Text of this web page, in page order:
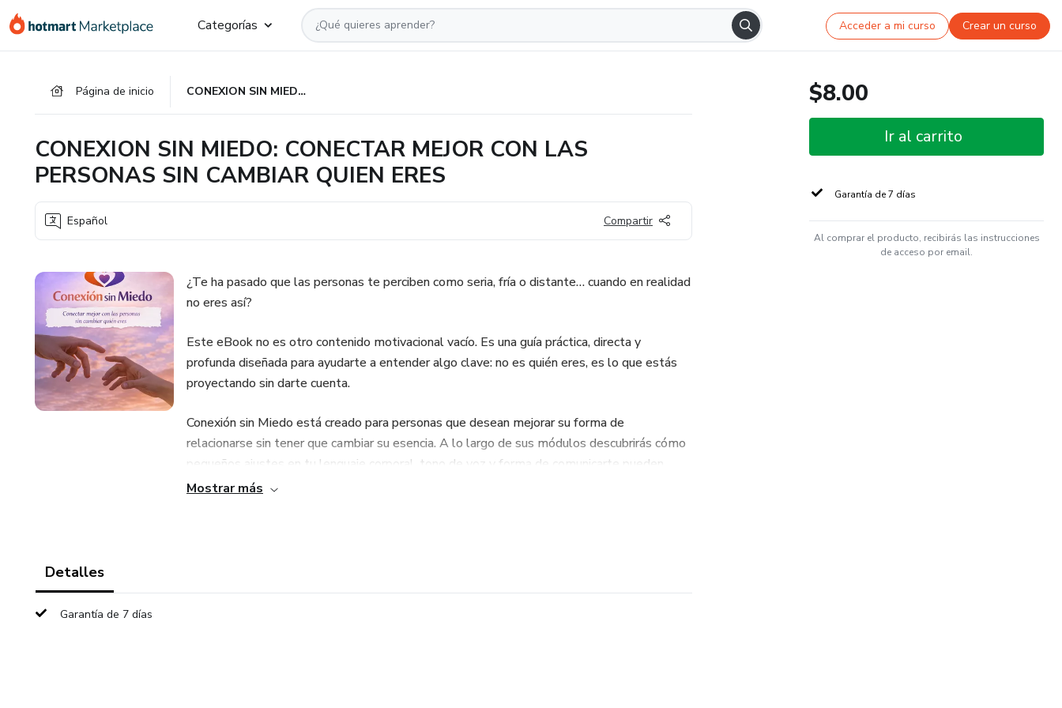
Categorías Acceder a mi curso Crear un curso
Página de inicio CONEXION SIN MIEDO: CONECTAR MEJOR CON LAS PERSONAS SIN CAMBIAR QUIEN ERES
CONEXION SIN MIEDO: CONECTAR MEJOR CON LAS
PERSONAS SIN CAMBIAR QUIEN ERES
Español Compartir
¿Te ha pasado que las personas te perciben como seria, fría o distante… cuando en realidad
no eres así?
Este eBook no es otro contenido motivacional vacío. Es una guía práctica, directa y
profunda diseñada para ayudarte a entender algo clave: no es quién eres, es lo que estás
proyectando sin darte cuenta.
Conexión sin Miedo está creado para personas que desean mejorar su forma de
relacionarse sin tener que cambiar su esencia. A lo largo de sus módulos descubrirás cómo
pequeños ajustes en tu lenguaje corporal, tono de voz y forma de comunicarte pueden
transformar completamente la manera en que los demás te perciben.
Mostrar más
Detalles
Garantía de 7 días
$8.00
Ir al carrito
Garantía de 7 días
Al comprar el producto, recibirás las instrucciones
de acceso por email.